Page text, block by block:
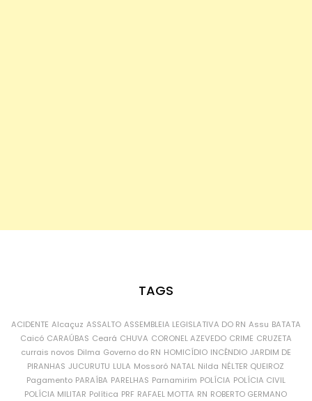
TAGS
ACIDENTE Alcaçuz ASSALTO ASSEMBLEIA LEGISLATIVA DO RN Assu BATATA
Caicó CARAÚBAS Ceará CHUVA CORONEL AZEVEDO CRIME CRUZETA
currais novos Dilma Governo do RN HOMICÍDIO INCÊNDIO JARDIM DE
PIRANHAS JUCURUTU LULA Mossoró NATAL Nilda NÉLTER QUEIROZ
Pagamento PARAÍBA PARELHAS Parnamirim POLÍCIA POLÍCIA CIVIL
POLÍCIA MILITAR Política PRF RAFAEL MOTTA RN ROBERTO GERMANO